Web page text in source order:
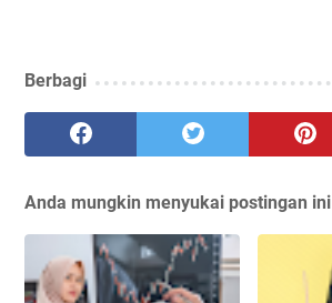
Berbagi
Anda mungkin menyukai postingan ini